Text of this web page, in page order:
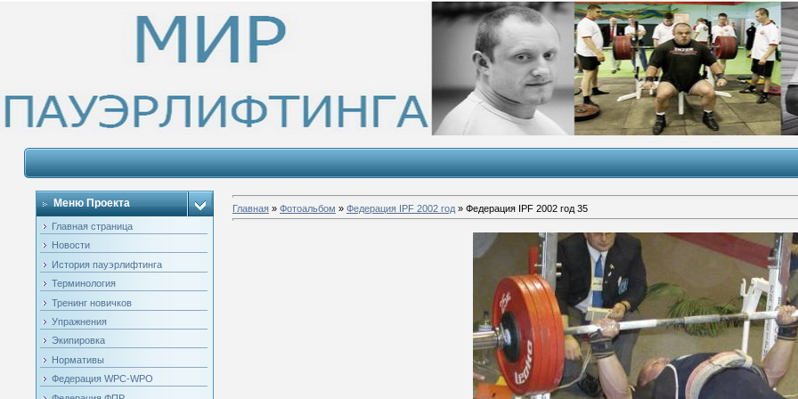
Меню Проекта
Главная страница
Новости
История пауэрлифтинга
Терминология
Тренинг новичков
Упражнения
Экипировка
Нормативы
Федерация WPC-WPO
Главная» Фотоальбом » Федерация IPF 2002 год» Федерация IPF 2002 год 35